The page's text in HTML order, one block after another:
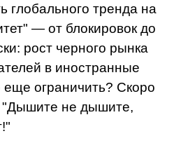
глобального тренда на
— от блокировок до
рост черного рынка
в иностранные
ограничить? Скоро
"Дышите не дышите,